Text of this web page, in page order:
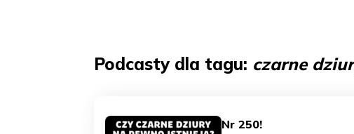
Podcasty dla tagu: czarne
Nr 250!